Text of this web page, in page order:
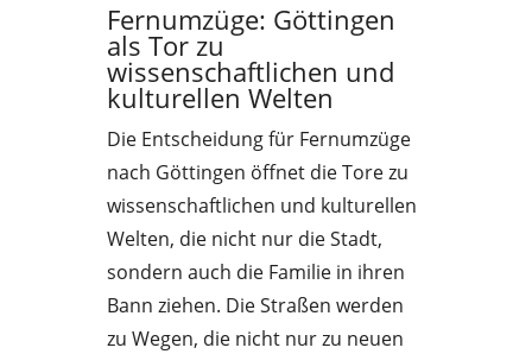
Fernumzüge: Göttingen
als Tor zu
wissenschaftlichen und
kulturellen Welten
Die Entscheidung für Fernumzüge
nach Göttingen öffnet die Tore zu
wissenschaftlichen und kulturellen
Welten, die nicht nur die Stadt,
sondern auch die Familie in ihren
Bann ziehen. Die Straßen werden
zu Wegen, die nicht nur zu neuen